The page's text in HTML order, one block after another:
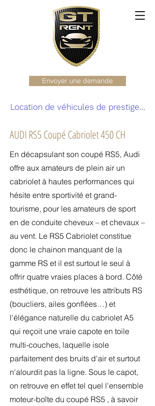
Envoyer une demande
Location de véhicules de prestige...
AUDI RS5 Coupé Cabriolet 450 CH
En décapsulant son coupé RS5, Audi
offre aux amateurs de plein air un
cabriolet à hautes performances qui
hésite entre sportivité et grand-
tourisme, pour les amateurs de sport
en de conduite cheveux – et chevaux –
au vent. Le RS5 Cabriolet constitue
donc le chainon manquant de la
gamme RS et il est surtout le seul à
offrir quatre vraies places à bord. Côté
esthétique, on retrouve les attributs RS
(boucliers, ailes gonflées…) et
l'élégance naturelle du cabriolet A5
qui reçoit une vraie capote en toile
multi-couches, laquelle isole
parfaitement des bruits d'air et surtout
n'alourdit pas la ligne. Sous le capot,
on retrouve en effet tel quel l'ensemble
moteur-boîte du coupé RS5 , à savoir